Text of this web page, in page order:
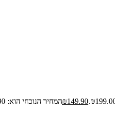
₪149.90 המחיר הנוכחי הוא: ₪149.90.